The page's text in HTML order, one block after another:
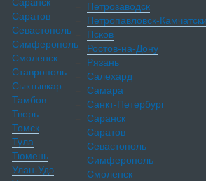
Саратов
Севастополь
Симферополь
Смоленск
Ставрополь
Сыктывкар
Тамбов
Тверь
Томск
Тула
Тюмень
Улан-Удэ
Петрозаводск
Петропавловск-
Псков
Ростов-на-Дону
Рязань
Салехард
Самара
Санкт-Петербург
Саранск
Саратов
Севастополь
Симферополь
Смоленск